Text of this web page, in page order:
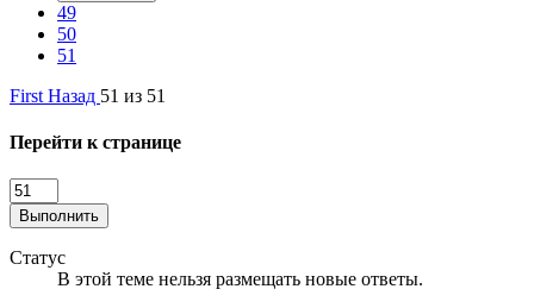
49
50
51
First Назад 51 из 51
Перейти к странице
Выполнить
Статус
В этой теме нельзя размещать новые ответы.